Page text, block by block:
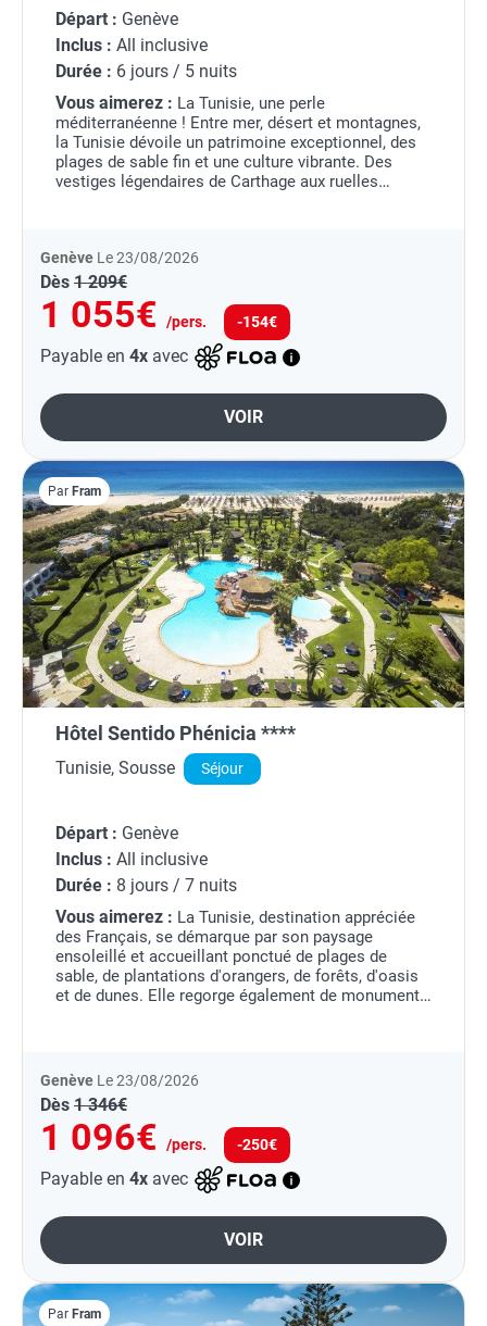
Départ : Genève
Inclus : All inclusive
Durée : 6 jours / 5 nuits
Vous aimerez : La Tunisie, une perle
méditerranéenne ! Entre mer, désert et montagnes,
la Tunisie dévoile un patrimoine exceptionnel, des
plages de sable fin et une culture vibrante. Des
vestiges légendaires de Carthage aux ruelles
Genève Le 23/08/2026
Dès 1 209€
1 055€ /pers. -154€
Payable en 4x avec
VOIR
Par Fram
Hôtel Sentido Phénicia ****
Tunisie, Sousse Séjour
Départ : Genève
Inclus : All inclusive
Durée : 8 jours / 7 nuits
Vous aimerez : La Tunisie, destination appréciée
des Français, se démarque par son paysage
ensoleillé et accueillant ponctué de plages de
sable, de plantations d'orangers, de forêts, d'oasis
et de dunes. Elle regorge également de monuments
Genève Le 23/08/2026
Dès 1 346€
1 096€ /pers. -250€
Payable en 4x avec
VOIR
Par Fram